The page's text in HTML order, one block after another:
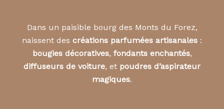
Dans un paisible bourg des Monts du Forez,
naissent des créations parfumées artisanales :
bougies décoratives, fondants enchantés,
diffuseurs de voiture, et poudres d’aspirateur
magiques.